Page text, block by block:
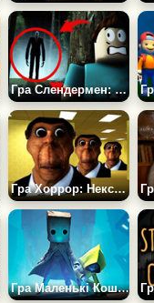
Гра Слендермен: Відродження
Гра Хоррор: Некстбот
Гра Маленькі Кошмарики: Ніч Крику